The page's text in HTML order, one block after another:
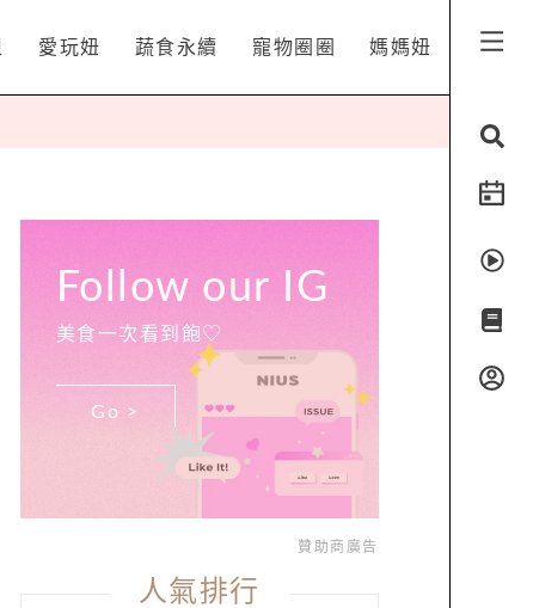
愛玩妞 蔬食永續 寵物圈圈 媽媽妞
Follow our IG
美食一次看到飽♡
Go >
贊助商廣告
人氣排行